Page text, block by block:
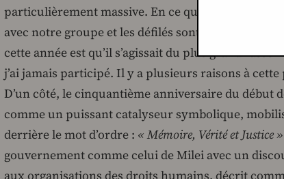
particulièrement massive. En ce qui me concerne,
avec notre groupe et les défilés sont en général
cette année est qu’il s’agissait du plus grand
j’ai jamais participé. Il y a plusieurs raisons à
D’un côté, le cinquantième anniversaire du début
comme un puissant catalyseur symbolique,
derrière le mot d’ordre : « Mémoire, Vérité et Justice »
gouvernement comme celui de Milei avec un
aux organisations des droits humains, décrit